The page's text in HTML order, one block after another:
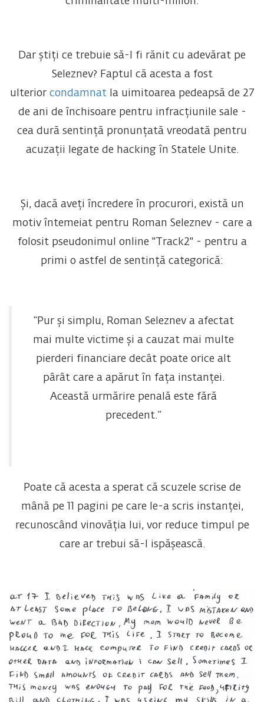
Dar știți ce trebuie să-l fi rănit cu adevărat pe
Seleznev? Faptul că acesta a fost
ulterior condamnatla uimitoarea pedeapsă de 27
de ani de închisoare pentru infracțiunile sale -
cea dură sentință pronunțată vreodată pentru
acuzații legate de hacking în Statele Unite.
Și, dacă aveți încredere în procurori, există un
motiv întemeiat pentru Roman Seleznev - care a
folosit pseudonimul online "Track2" - pentru a
primi o astfel de sentință categorică:
“Pur și simplu, Roman Seleznev a afectat
mai multe victime și a cauzat mai multe
pierderi financiare decât poate orice alt
pârât care a apărut în fața instanței.
Această urmărire penală este fără
precedent.”
Poate că acesta a sperat că scuzele scrise de
mână pe 11 pagini pe care le-a scris instanței,
recunoscând vinovăția lui, vor reduce timpul pe
care ar trebui să-l ispășească.